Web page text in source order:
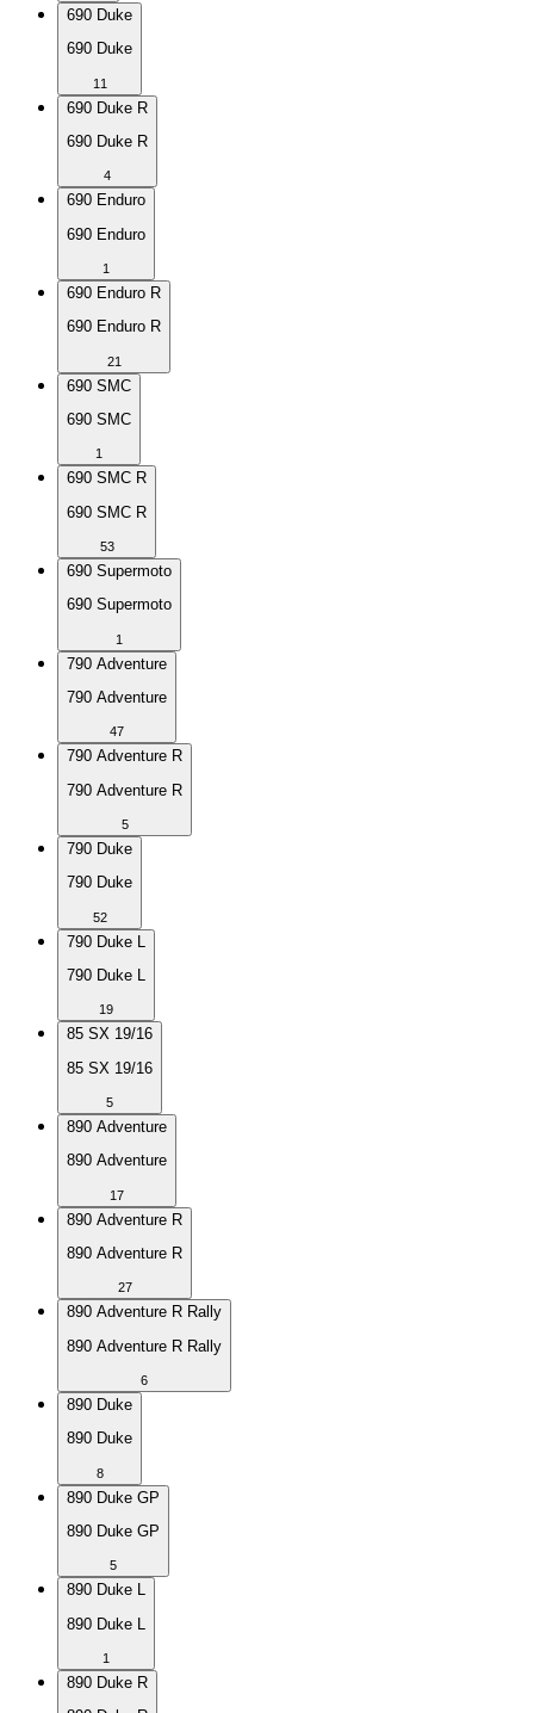
690 Duke
690 Duke
11
690 Duke R
690 Duke R
4
690 Enduro
690 Enduro
1
690 Enduro R
690 Enduro R
21
690 SMC
690 SMC
1
690 SMC R
690 SMC R
53
690 Supermoto
690 Supermoto
1
790 Adventure
790 Adventure
47
790 Adventure R
790 Adventure R
5
790 Duke
790 Duke
52
790 Duke L
790 Duke L
19
85 SX 19/16
85 SX 19/16
5
890 Adventure
890 Adventure
17
890 Adventure R
890 Adventure R
27
890 Adventure R Rally
890 Adventure R Rally
6
890 Duke
890 Duke
8
890 Duke GP
890 Duke GP
5
890 Duke L
890 Duke L
1
890 Duke R